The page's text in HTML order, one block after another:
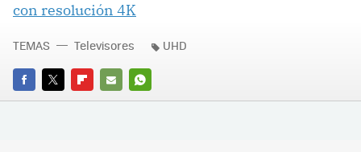
con resolución 4K
FACEBOOK
TWITTERFLIPBOARD
E-
WHATSAPP
TEMAS Televisores UHD